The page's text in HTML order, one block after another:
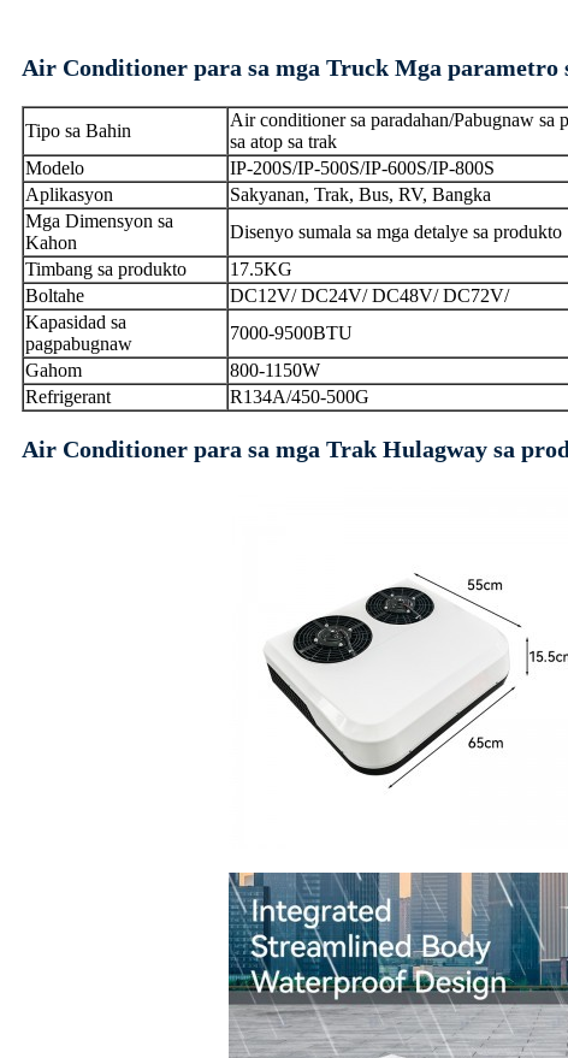
Air Conditioner para sa mga Truck Mga parametro
Tipo sa Bahin
Air conditioner sa paradahan/Pabugnaw sa
sa atop sa trak
Modelo
IP-200S/IP-500S/IP-600S/IP-800S
Aplikasyon
Sakyanan, Trak, Bus, RV, Bangka
Mga Dimensyon sa
Kahon
Disenyo sumala sa mga detalye sa produkto
Timbang sa produkto
17.5KG
Boltahe
DC12V/ DC24V/ DC48V/ DC72V/
Kapasidad sa
pagpabugnaw
7000-9500BTU
Gahom
800-1150W
Refrigerant
R134A/450-500G
Air Conditioner para sa mga Trak Hulagway sa